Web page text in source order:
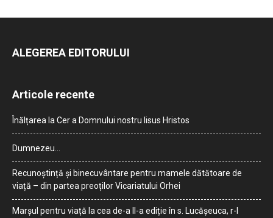
ALEGEREA EDITORULUI
Articole recente
Înălțarea la Cer a Domnului nostru Iisus Hristos
Dumnezeu…
Recunoștință și binecuvântare pentru mamele dătătoare de
viață – din partea preoților Vicariatului Orhei
Marșul pentru viață la cea de-a II-a ediție în s. Lucășeuca, r-l